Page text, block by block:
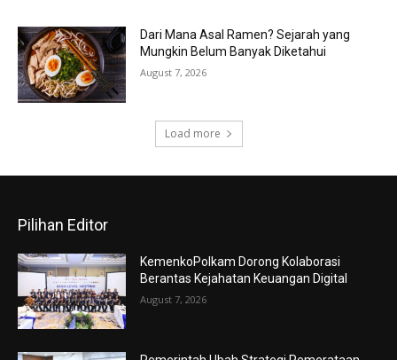
Dari Mana Asal Ramen? Sejarah yang
Mungkin Belum Banyak Diketahui
August 7, 2026
Load more
Pilihan Editor
KemenkoPolkam Dorong Kolaborasi
Berantas Kejahatan Keuangan Digital
August 7, 2026